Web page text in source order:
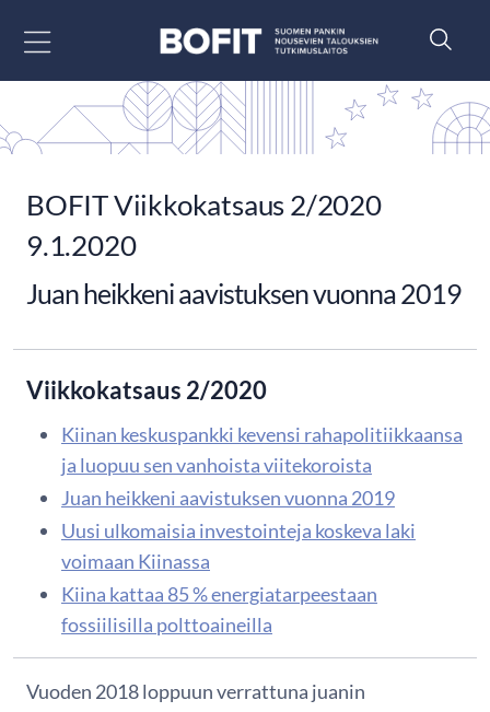
BOFIT Viikkokatsaus 2/2020
9.1.2020
Juan heikkeni aavistuksen vuonna 2019
Viikkokatsaus 2/2020
Kiinan keskuspankki kevensi rahapolitiikkaansa
ja luopuu sen vanhoista viitekoroista
Juan heikkeni aavistuksen vuonna 2019
Uusi ulkomaisia investointeja koskeva laki
voimaan Kiinassa
Kiina kattaa 85 % energiatarpeestaan
fossiilisilla polttoaineilla
Vuoden 2018 loppuun verrattuna juanin